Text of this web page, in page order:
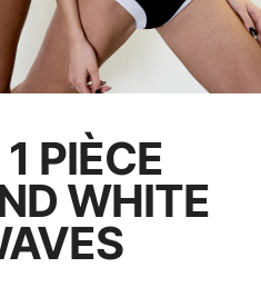
PIÈCE
WHITE